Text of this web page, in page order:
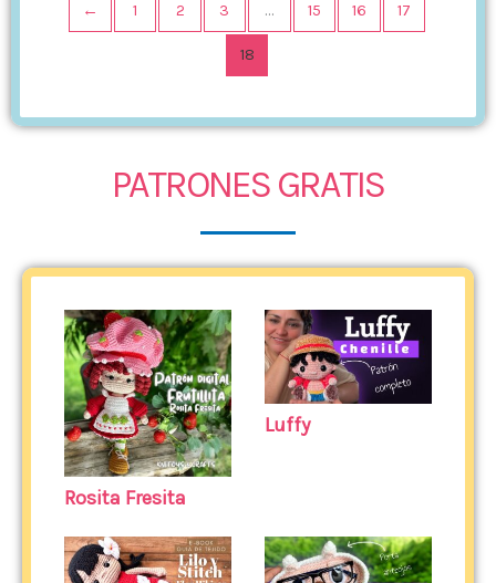
← 1 2 3 … 15 16 17
18
PATRONES GRATIS
Rosita Fresita
Luffy